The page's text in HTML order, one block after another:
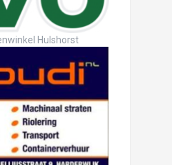
Hulshorst